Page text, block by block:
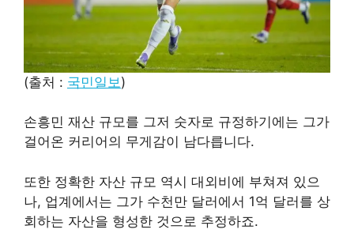
(출처 : 국민일보 )
손흥민 재산 규모를 그저 숫자로 규정하기에는 그가
걸어온 커리어의 무게감이 남다릅니다.
또한 정확한 자산 규모 역시 대외비에 부쳐져 있으
나, 업계에서는 그가 수천만 달러에서 1억 달러를 상
회하는 자산을 형성한 것으로 추정하죠.